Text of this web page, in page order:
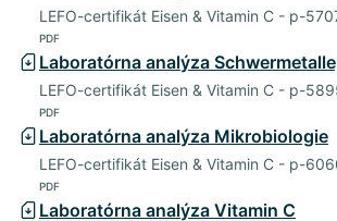
LEFO-certifikát Eisen & Vitamin C - p-
PDF
Laboratórna analýza
LEFO-certifikát Eisen & Vitamin C - p-
PDF
Laboratórna analýza Mikrobiologie
LEFO-certifikát Eisen & Vitamin C - p-
PDF
Laboratórna analýza Vitamin C